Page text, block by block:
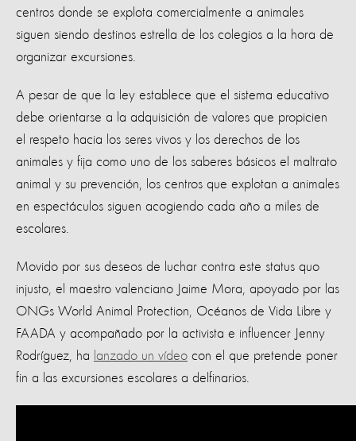
centros donde se explota comercialmente a animales
siguen siendo destinos estrella de los colegios a la hora de
organizar excursiones.
A pesar de que la ley establece que el sistema educativo
debe orientarse a la adquisición de valores que propicien
el respeto hacia los seres vivos y los derechos de los
animales y fija como uno de los saberes básicos el maltrato
animal y su prevención, los centros que explotan a animales
en espectáculos siguen acogiendo cada año a miles de
escolares.
Movido por sus deseos de luchar contra este status quo
injusto, el maestro valenciano Jaime Mora, apoyado por las
ONGs World Animal Protection, Océanos de Vida Libre y
FAADA y acompañado por la activista e influencer Jenny
Rodríguez, ha lanzado un vídeo con el que pretende poner
fin a las excursiones escolares a delfinarios.